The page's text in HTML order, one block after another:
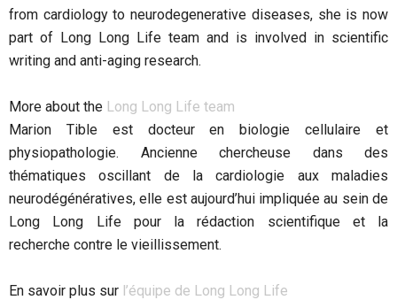
from cardiology to neurodegenerative diseases, she is now
part of Long Long Life team and is involved in scientific
writing and anti-aging research.
More about the Long Long Life team
Marion Tible est docteur en biologie cellulaire et
physiopathologie. Ancienne chercheuse dans des
thématiques oscillant de la cardiologie aux maladies
neurodégénératives, elle est aujourd’hui impliquée au sein de
Long Long Life pour la rédaction scientifique et la
recherche contre le vieillissement.
En savoir plus sur l’équipe de Long Long Life